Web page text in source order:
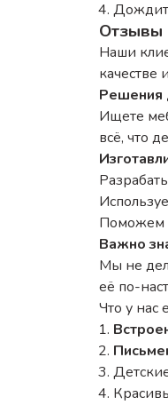
Отзывы
Наши
качестве
Решения
Ищете
всё, что
Поможем
Важно
Мы не
её по-
Что у нас